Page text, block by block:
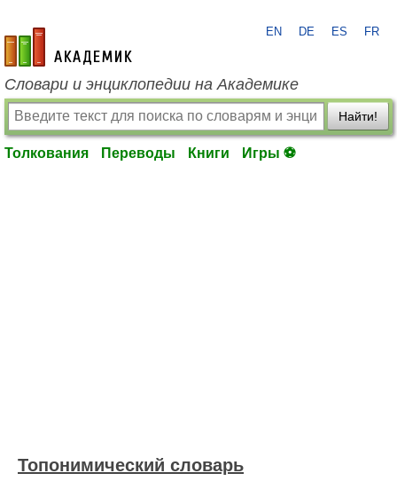
academic.ru
EN DE ES FR
Словари и энциклопедии на Академике
Найти!
Толкования Переводы Книги Игры ⚽
Топонимический словарь